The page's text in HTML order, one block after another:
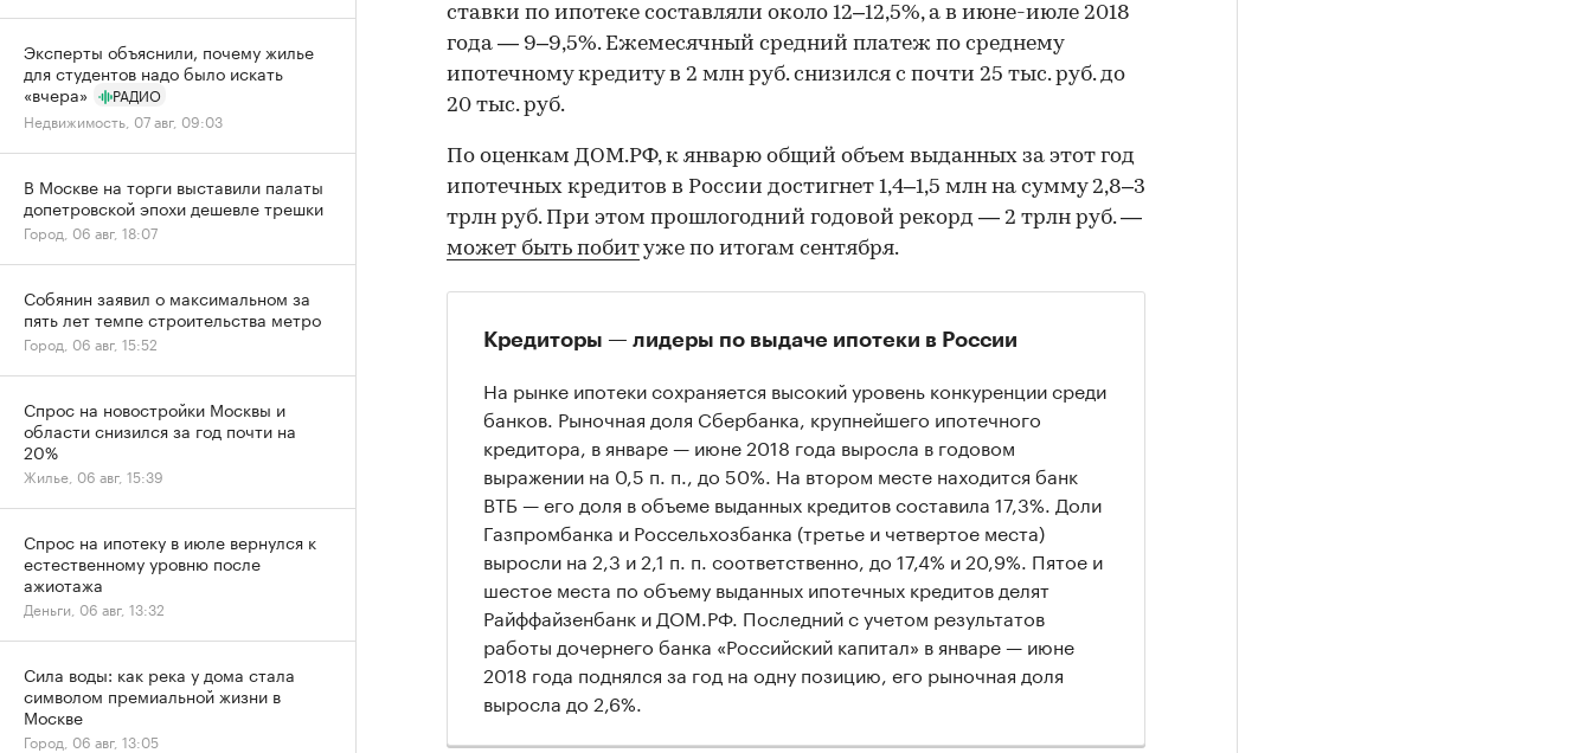
ставки по ипотеке составляли около 12–12,5%, а в июне-июле 2018
года — 9–9,5%. Ежемесячный средний платеж по среднему
ипотечному кредиту в 2 млн руб. снизился с почти 25 тыс. руб. до
20 тыс. руб.
По оценкам ДОМ.РФ, к январю общий объем выданных за этот год
ипотечных кредитов в России достигнет 1,4–1,5 млн на сумму 2,8–3
трлн руб. При этом прошлогодний годовой рекорд — 2 трлн руб. —
может быть побитуже по итогам сентября.
Кредиторы — лидеры по выдаче ипотеки в России
На рынке ипотеки сохраняется высокий уровень конкуренции среди
банков. Рыночная доля Сбербанка, крупнейшего ипотечного
кредитора, в январе — июне 2018 года выросла в годовом
выражении на 0,5 п. п., до 50%. На втором месте находится банк
ВТБ — его доля в объеме выданных кредитов составила 17,3%. Доли
Газпромбанка и Россельхозбанка (третье и четвертое места)
выросли на 2,3 и 2,1 п. п. соответственно, до 17,4% и 20,9%. Пятое и
шестое места по объему выданных ипотечных кредитов делят
Райффайзенбанк и ДОМ.РФ. Последний с учетом результатов
работы дочернего банка «Российский капитал» в январе — июне
2018 года поднялся за год на одну позицию, его рыночная доля
выросла до 2,6%.
Эксперты объяснили, почему жилье
для студентов надо было искать
«вчера»
РАДИО
Недвижимость, 07 авг, 09:03
В Москве на торги выставили палаты
допетровской эпохи дешевле трешки
Город, 06 авг, 18:07
Собянин заявил о максимальном за
пять лет темпе строительства метро
Город, 06 авг, 15:52
Спрос на новостройки Москвы и
области снизился за год почти на
20%
Жилье, 06 авг, 15:39
Спрос на ипотеку в июле вернулся к
естественному уровню после
ажиотажа
Деньги, 06 авг, 13:32
Сила воды: как река у дома стала
символом премиальной жизни в
Москве
Город, 06 авг, 13:05